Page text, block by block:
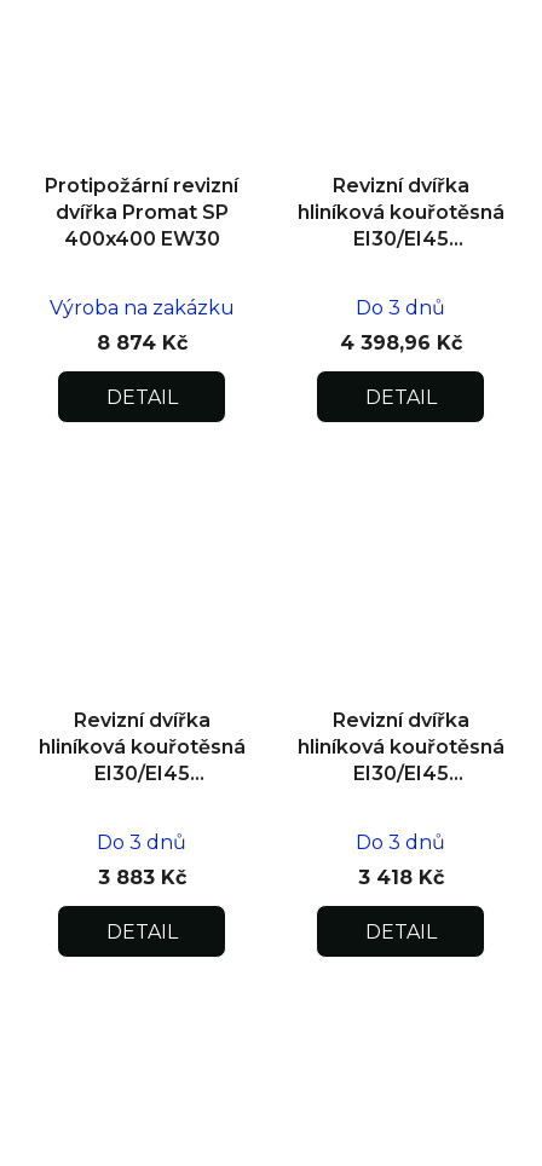
Protipožární revizní
dvířka Promat SP
400x400 EW30
Výroba na zakázku
8 874 Kč
DETAIL
Revizní dvířka
hliníková kouřotěsná
EI30/EI45
Do 3 dnů
4 398,96 Kč
DETAIL
Revizní dvířka
hliníková kouřotěsná
EI30/EI45
Do 3 dnů
3 883 Kč
DETAIL
Revizní dvířka
hliníková kouřotěsná
EI30/EI45
Do 3 dnů
3 418 Kč
DETAIL